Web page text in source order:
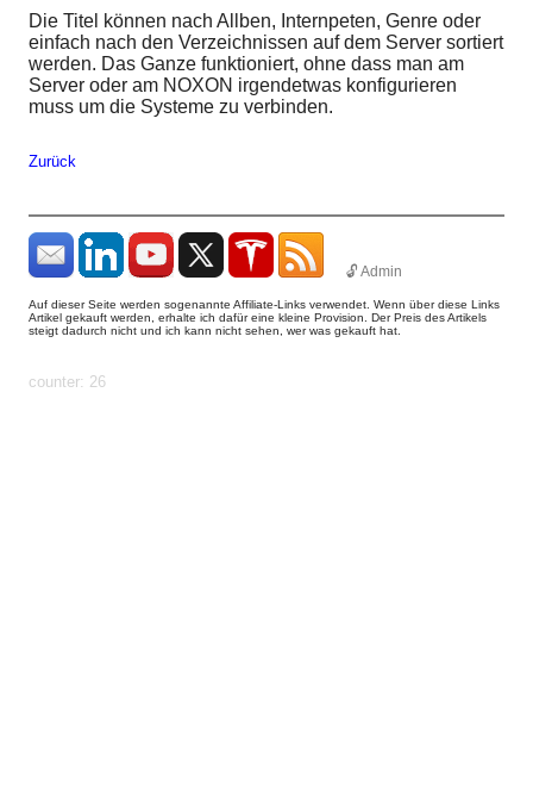
Die Titel können nach Allben, Internpeten, Genre oder
einfach nach den Verzeichnissen auf dem Server sortiert
werden. Das Ganze funktioniert, ohne dass man am
Server oder am NOXON irgendetwas konfigurieren
muss um die Systeme zu verbinden.
Zurück
🔓 Admin
Auf dieser Seite werden sogenannte Affiliate-Links verwendet. Wenn über diese Links
Artikel gekauft werden, erhalte ich dafür eine kleine Provision. Der Preis des Artikels
steigt dadurch nicht und ich kann nicht sehen, wer was gekauft hat.
counter: 26